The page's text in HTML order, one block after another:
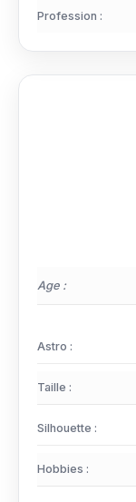
Profession :
Age :
Astro :
Taille :
Silhouette :
Hobbies :